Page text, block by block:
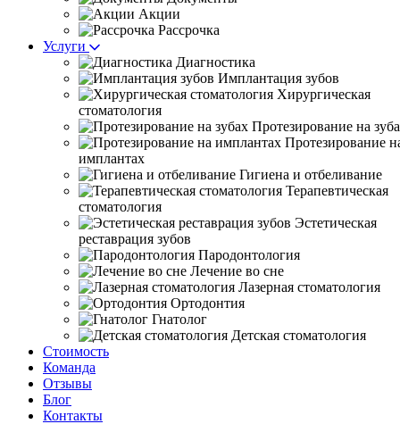
Акции
Рассрочка
Услуги
Диагностика
Имплантация зубов
Хирургическая
стоматология
Протезирование на
Протезирование
имплантах
Гигиена и отбеливание
Терапевтическая
стоматология
Эстетическая
реставрация зубов
Пародонтология
Лечение во сне
Лазерная стоматология
Ортодонтия
Гнатолог
Детская стоматология
Стоимость
Команда
Отзывы
Блог
Контакты